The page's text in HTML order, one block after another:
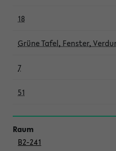
18
Grüne Tafel, Fenster,
7
51
B2-241